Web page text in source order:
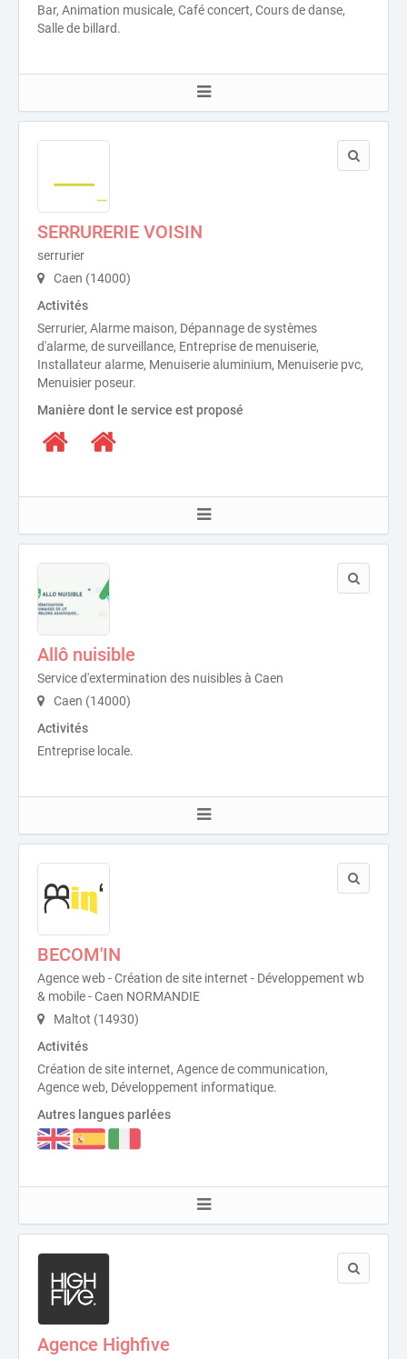
Bar, Animation musicale, Café concert, Cours de danse,
Salle de billard.
SERRURERIE VOISIN
serrurier
Caen (14000)
Activités
Serrurier, Alarme maison, Dépannage de systèmes
d'alarme, de surveillance, Entreprise de menuiserie,
Installateur alarme, Menuiserie aluminium, Menuiserie pvc,
Menuisier poseur.
Manière dont le service est proposé
Allô nuisible
Service d'extermination des nuisibles à Caen
Caen (14000)
Activités
Entreprise locale.
BECOM'IN
Agence web - Création de site internet - Développement wb
& mobile - Caen NORMANDIE
Maltot (14930)
Activités
Création de site internet, Agence de communication,
Agence web, Développement informatique.
Autres langues parlées
Agence Highfive